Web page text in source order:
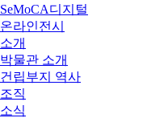
SeMoCA디지털
온라인전시
소개
박물관 소개
건립부지 역사
조직
소식